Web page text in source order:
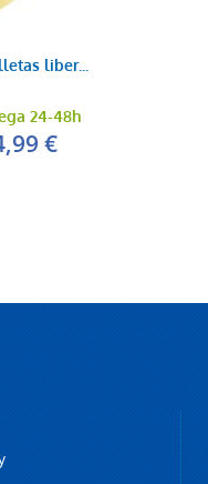
liber...
24-48h
€